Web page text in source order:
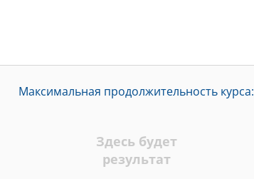
Максимальная продолжительность курса:
Здесь будет
результат